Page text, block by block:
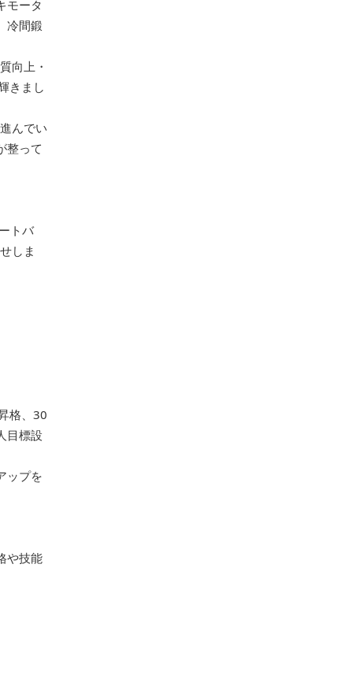
モータ
冷間鍛
向上・
きまし
んでい
整って
トバ
しま
格、30
目標設
ップを
や技能